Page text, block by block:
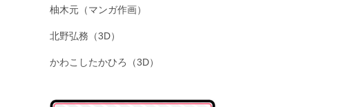
柚木元（マンガ作画）
北野弘務（3D）
かわこしたかひろ（3D）